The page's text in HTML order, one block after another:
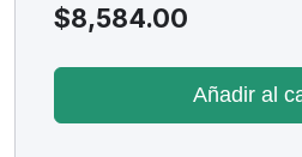
$8,584.00
Añadir al